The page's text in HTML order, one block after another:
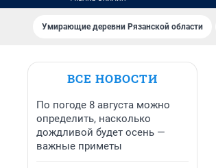
Умирающие деревни Рязанской области
ВСЕ НОВОСТИ
По погоде 8 августа можно
определить, насколько
дождливой будет осень —
важные приметы